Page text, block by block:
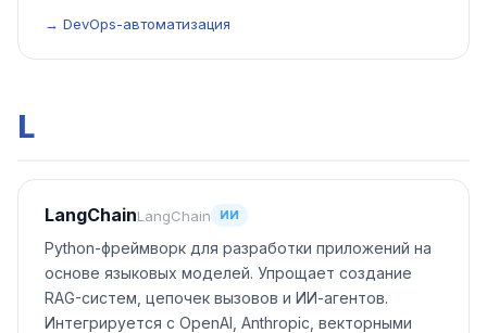
→ DevOps-автоматизация
L
LangChainLangChain ИИ
Python-фреймворк для разработки приложений на
основе языковых моделей. Упрощает создание
RAG-систем, цепочек вызовов и ИИ-агентов.
Интегрируется с OpenAI, Anthropic, векторными